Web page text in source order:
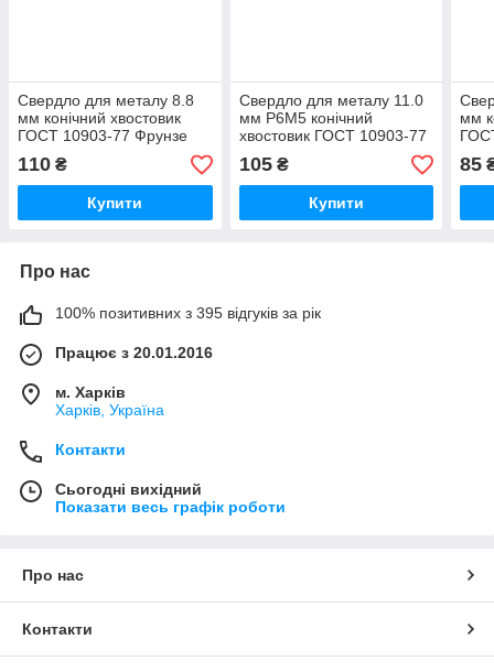
Свердло для металу 8.8
мм конічний хвостовик
ГОСТ 10903-77 Фрунзе
110 ₴
Купити
Свердло для металу 11.0
мм Р6М5 конічний
хвостовик ГОСТ 10903-77
Фрунзе
105₴
Купити
мм
85
Про нас
100% позитивних з 395 відгуків за рік
Працює з 20.01.2016
м. Харків
Харків, Україна
Контакти
Сьогодні вихідний
Показати весь графік роботи
Про нас
Контакти